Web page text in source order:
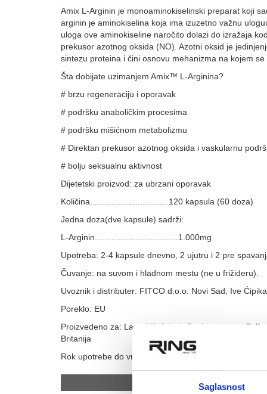
Saglasnost
Amix L-Arginin je monoaminokiselinski preparat koji
arginin je aminokiselina koja ima izuzetno važnu
uloga ove aminokiseline naročito dolazi do izražaja
prekusor azotnog oksida (NO). Azotni oksid je
sintezu proteina i čini osnovu mehanizma na kojem se
Šta dobijate uzimanjem Amix™ L-Arginina?
# brzu regeneraciju i oporavak
# podršku anaboličkim procesima
# podršku mišićnom metabolizmu
# Direktan prekusor azotnog oksida i vaskularnu
# bolju seksualnu aktivnost
Dijetetski proizvod: za ubrzani oporavak
Količina................................ 120 kapsula (60 doza)
Jedna doza(dve kapsule) sadrži:
L-Arginin...................................1.000mg
Upotreba: 2-4 kapsule dnevno, 2 ujutru i 2 pre
Čuvanje: na suvom i hladnom mestu (ne u frižideru).
Uvoznik i distributer: FITCO d.o.o. Novi Sad, Ive Ćipika
Poreklo: EU
Proizvedeno za: LargeLife® Ltd., Bexley square,
Britanija
Rok upotrebe do vremena naznačenog na pakovanju.
Povezani